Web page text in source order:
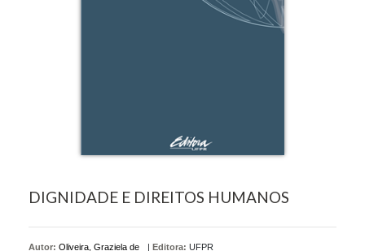
DIGNIDADE E DIREITOS HUMANOS
Autor: Oliveira, Graziela de Editora: UFPR